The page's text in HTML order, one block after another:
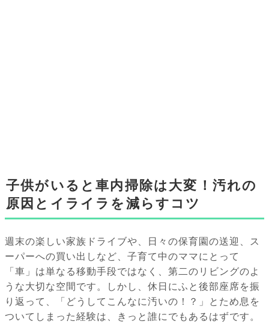
子供がいると車内掃除は大変！汚れの
原因とイライラを減らすコツ
週末の楽しい家族ドライブや、日々の保育園の送迎、ス
ーパーへの買い出しなど、子育て中のママにとって
「車」は単なる移動手段ではなく、第二のリビングのよ
うな大切な空間です。しかし、休日にふと後部座席を振
り返って、「どうしてこんなに汚いの！？」とため息を
ついてしまった経験は、きっと誰にでもあるはずです。